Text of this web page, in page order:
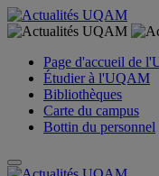
Page d'accueil de
Étudier à l'UQAM
Bibliothèques
Carte du campus
Bottin du personnel